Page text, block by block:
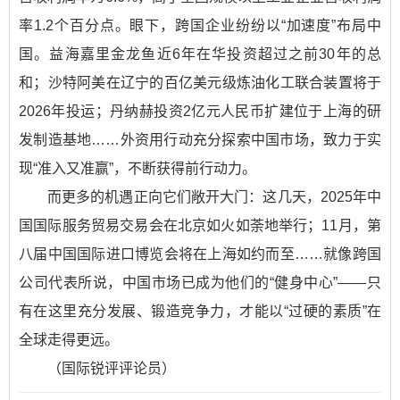
率1.2个百分点。眼下，跨国企业纷纷以“加速度”布局中
国。益海嘉里金龙鱼近6年在华投资超过之前30年的总
和；沙特阿美在辽宁的百亿美元级炼油化工联合装置将于
2026年投运；丹纳赫投资2亿元人民币扩建位于上海的研
发制造基地……外资用行动充分探索中国市场，致力于实
现“准入又准赢”，不断获得前行动力。
而更多的机遇正向它们敞开大门：这几天，2025年中
国国际服务贸易交易会在北京如火如荼地举行；11月，第
八届中国国际进口博览会将在上海如约而至……就像跨国
公司代表所说，中国市场已成为他们的“健身中心”——只
有在这里充分发展、锻造竞争力，才能以“过硬的素质”在
全球走得更远。
（国际锐评评论员）